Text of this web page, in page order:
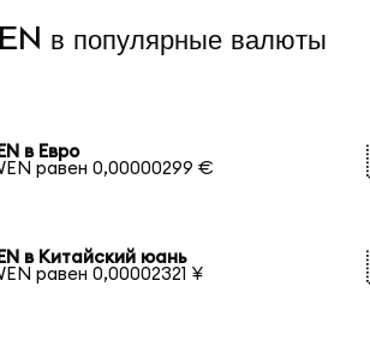
в популярные валюты
в Евро
равен 0,00000299 €
в Китайский юань
равен 0,00002321 ¥